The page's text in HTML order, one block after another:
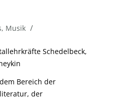
, Musik /
Schedelbeck,
Bereich der
der